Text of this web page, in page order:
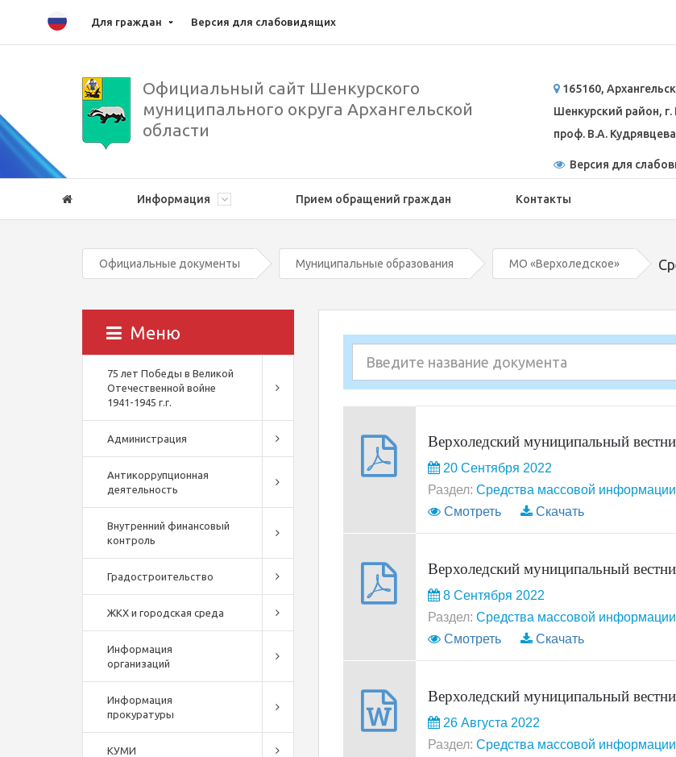
Для граждан Версия для слабовидящих
Официальный сайт Шенкурского
муниципального округа Архангельской
области
165160,
Шенкурский район, г.
проф. В.А.
Версия для
Информация
Прием обращений граждан Контакты
Официальные документы Муниципальные образования МО «Верхоледское»
Меню
75 лет Победы в Великой
Отечественной войне
1941-1945 г.г.
Администрация
Антикоррупционная
деятельность
Внутренний финансовый
контроль
Градостроительство
ЖКХ и городская среда
Информация
организаций
Информация
прокуратуры
КУМИ
Верхоледский муниципальный
20 Сентября 2022
Раздел: Средства массовой информации
Смотреть
Скачать
Верхоледский муниципальный
8 Сентября 2022
Раздел: Средства массовой информации
Смотреть
Скачать
Верхоледский муниципальный
26 Августа 2022
Раздел: Средства массовой информации